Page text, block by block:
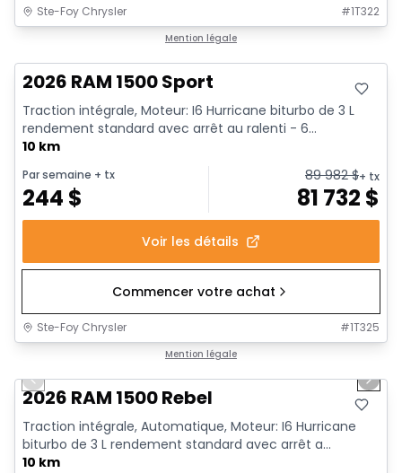
Ste-Foy Chrysler #1T322
Mention légale
2026 RAM 1500 Sport
Traction intégrale, Moteur: I6 Hurricane biturbo de 3 L
rendement standard avec arrêt au ralenti - 6...
10 km
Par semaine + tx
244 $
89 982$+ tx
81 732 $
Voir les détails
Commencer votre achat
Ste-Foy Chrysler #1T325
Mention légale
Previous slide Next
2026 RAM 1500 Rebel
Traction intégrale, Automatique, Moteur: I6 Hurricane
biturbo de 3 L rendement standard avec arrêt a...
10 km